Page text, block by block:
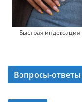
Быстрая индексация
Вопросы-ответы